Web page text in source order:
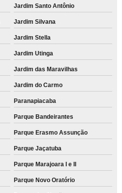
Jardim Santo Antônio
Jardim Silvana
Jardim Stella
Jardim Utinga
Jardim das Maravilhas
Jardim do Carmo
Paranapiacaba
Parque Bandeirantes
Parque Erasmo Assunção
Parque Jaçatuba
Parque Marajoara I e II
Parque Novo Oratório